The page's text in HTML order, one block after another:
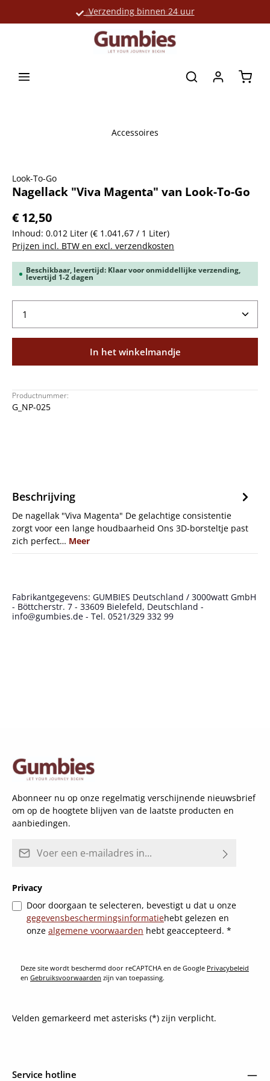
Verzending binnen 24 uur
Grote productselectie
Accessoires
Look-To-Go
Nagellack "Viva Magenta" van Look-To-Go
€ 12,50
Inhoud: 0.012 Liter (€ 1.041,67 / 1 Liter)
Prijzen incl. BTW en excl. verzendkosten
Beschikbaar, levertijd: Klaar voor onmiddellijke verzending,
levertijd 1-2 dagen
Producthoeveelheid: Voer de gewenste
In het winkelmandje
Productnummer:
G_NP-025
Beschrijving
De nagellak "Viva Magenta" De gelachtige consistentie
zorgt voor een lange houdbaarheid Ons 3D-borsteltje past
zich perfect… Meer
Fabrikantgegevens: GUMBIES Deutschland / 3000watt GmbH
- Böttcherstr. 7 - 33609 Bielefeld, Deutschland -
info@gumbies.de - Tel. 0521/329 332 99
Abonneer nu op onze regelmatig verschijnende nieuwsbrief
om op de hoogtete blijven van de laatste producten en
aanbiedingen.
Privacy
Door doorgaan te selecteren, bevestigt u dat u onze
gegevensbeschermingsinformatiehebt gelezen en
onze algemene voorwaarden hebt geaccepteerd. *
Deze site wordt beschermd door reCAPTCHA en de Google Privacybeleid
en Gebruiksvoorwaarden zijn van toepassing.
Velden gemarkeerd met asterisks (*) zijn verplicht.
Service hotline